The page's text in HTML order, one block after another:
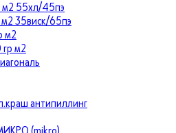
м2 55хл/45пэ
м2 35виск/65пэ
м2
гр м2
антипиллинг
(mikro)